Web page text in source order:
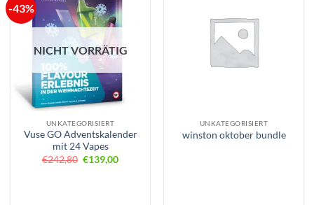
-43%
NICHT VORRÄTIG
UNKATEGORISIERT
Vuse GO Adventskalender
mit 24 Vapes
€242,80 Ursprünglicher
€139,00Aktueller
UNKATEGORISIERT
winston oktober bundle